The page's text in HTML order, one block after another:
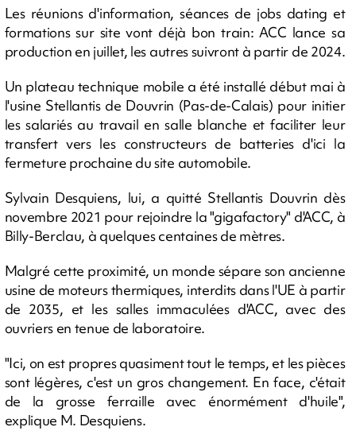
Les réunions d'information, séances de jobs dating et
formations sur site vont déjà bon train: ACC lance sa
production en juillet, les autres suivront à partir de 2024.
Un plateau technique mobile a été installé début mai à
l'usine Stellantis de Douvrin (Pas-de-Calais) pour initier
les salariés au travail en salle blanche et faciliter leur
transfert vers les constructeurs de batteries d'ici la
fermeture prochaine du site automobile.
Sylvain Desquiens, lui, a quitté Stellantis Douvrin dès
novembre 2021 pour rejoindre la "gigafactory" d'ACC, à
Billy-Berclau, à quelques centaines de mètres.
Malgré cette proximité, un monde sépare son ancienne
usine de moteurs thermiques, interdits dans l'UE à partir
de 2035, et les salles immaculées d'ACC, avec des
ouvriers en tenue de laboratoire.
"Ici, on est propres quasiment tout le temps, et les pièces
sont légères, c'est un gros changement. En face, c'était
de la grosse ferraille avec énormément d'huile",
explique M. Desquiens.